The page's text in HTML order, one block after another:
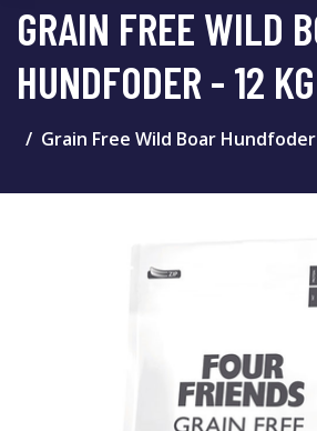
GRAIN FREE WILD
HUNDFODER - 12 KG
Grain Free Wild Boar